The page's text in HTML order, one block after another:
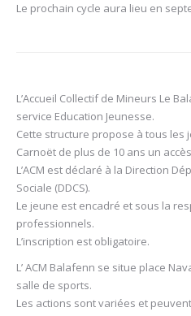
Le prochain cycle aura lieu en
L’Accueil Collectif de Mineurs Le
service Education Jeunesse.
Cette structure propose à tous les
Carnoët de plus de 10 ans un
L’ACM est déclaré à la Direction
Sociale (DDCS).
Le jeune est encadré et sous la
professionnels.
L’inscription est obligatoire.
L’ ACM Balafenn se situe place
salle de sports.
Les actions sont variées et